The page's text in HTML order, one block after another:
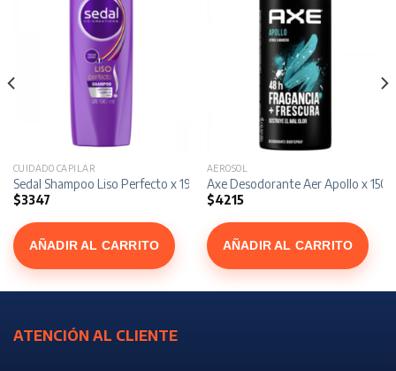
CUIDADO CAPILAR
Sedal Shampoo Liso Perfecto x 190 ml
$3347
AÑADIR AL CARRITO
AEROSOL
Axe Desodorante Aer Apollo x 150
$4215
AÑADIR AL CARRITO
ml
ATENCIÓN AL CLIENTE